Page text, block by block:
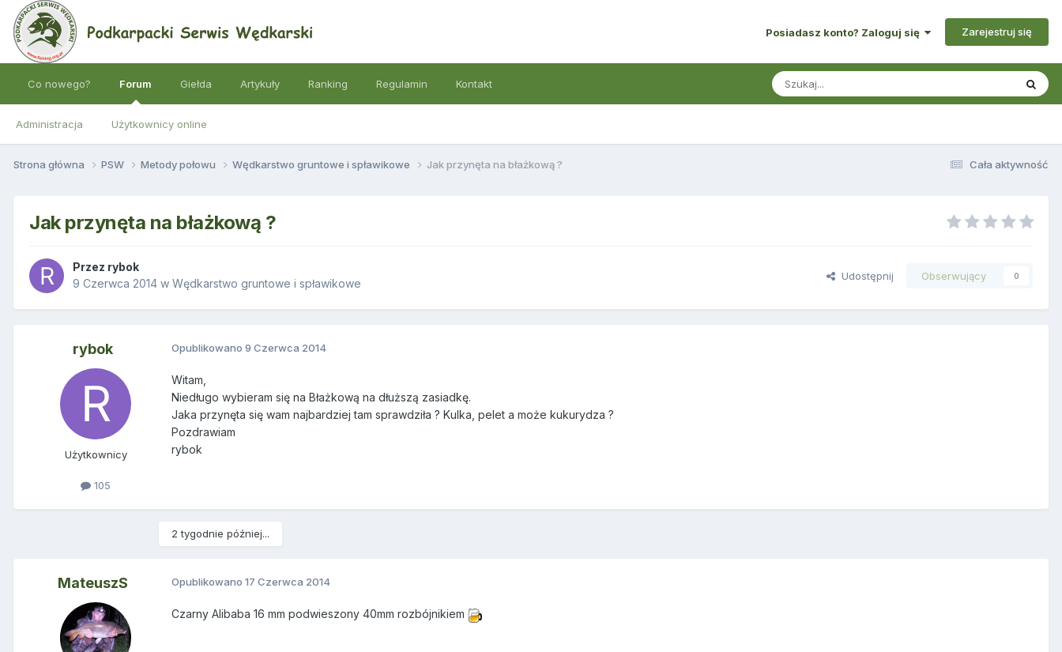
Posiadasz konto? Zaloguj się Zarejestruj się
Co nowego? Forum
Administracja Użytkownicy online
Giełda Artykuły Ranking Regulamin Kontakt
Cała aktywność
Strona główna PSW Metody połowu Wędkarstwo gruntowe i spławikowe Jak przynęta na błażkową ?
Jak przynęta na błażkową ?
Przez rybok
9 Czerwca 2014 w Wędkarstwo gruntowe i spławikowe
Udostępnij Obserwujący 0
rybok
Użytkownicy
105
Opublikowano 9 Czerwca 2014
Witam,
Niedługo wybieram się na Błażkową na dłuższą zasiadkę.
Jaka przynęta się wam najbardziej tam sprawdziła ? Kulka, pelet a może kukurydza ?
Pozdrawiam
rybok
2 tygodnie później...
MateuszS Opublikowano 17 Czerwca 2014
Czarny Alibaba 16 mm podwieszony 40mm rozbójnikiem